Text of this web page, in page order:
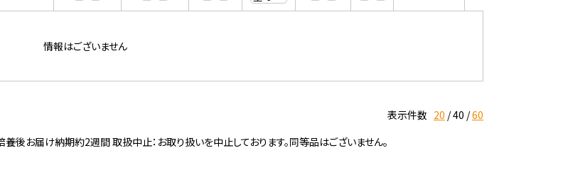
情報はございません
表示件数 20 40 60
お届け納期約2週間 取扱中止：お取り扱いを中止しております。同等品はございません。